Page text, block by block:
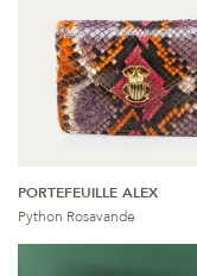
PORTEFEUILLE ALEX
Python Rosavande